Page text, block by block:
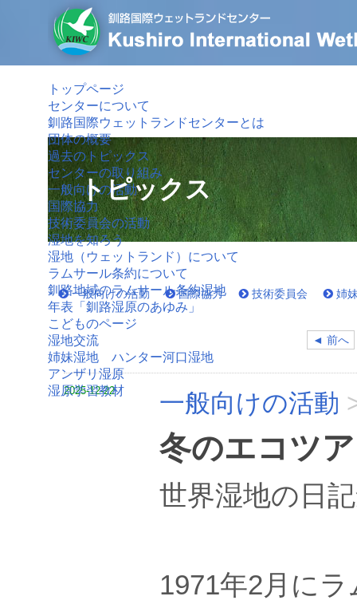
トップページ
センターについて
釧路国際ウェットランドセンターとは
団体の概要
過去のトピックス
センターの取り組み
一般向けの活動
国際協力
技術委員会の活動
湿地を知ろう
湿地（ウェットランド）について
ラムサール条約について
釧路地域のラムサール条約湿地
年表「釧路湿原のあゆみ」
こどものページ
湿地交流
姉妹湿地 ハンター河口湿地
アンザリ湿原
湿原学習教材
トピックス
一般向けの活動 国際協力 技術委員会 姉
◄ 前へ
2025-12-22 一般向けの活動
冬のエコツ
世界湿地の日
1971年2月に